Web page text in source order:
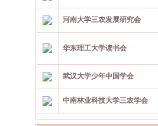
河南大学三农发展研究会
华东理工大学读书会
武汉大学少年中国学会
中南林业科技大学三农学会